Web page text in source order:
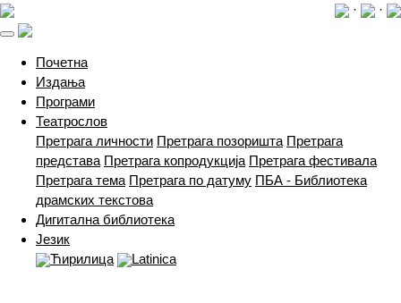
· ·
Почетна(current)
Издања
Програми
Театрослов
Претрага личности Претрага позоришта Претрага
представа Претрага копродукција Претрага фестивала
Претрага тема Претрага по датуму ПБА - Библиотека
драмских текстова
Дигитална библиотека
Језик
Ћирилица
Latinica